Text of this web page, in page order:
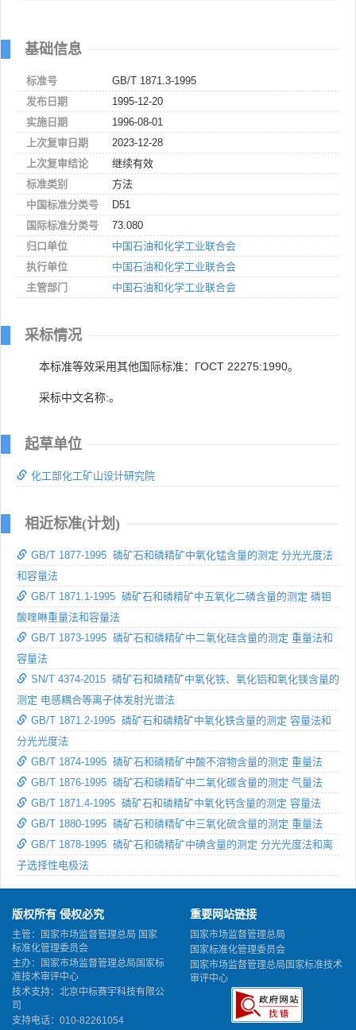
基础信息
标准号
GB/T 1871.3-1995
发布日期
1995-12-20
实施日期
1996-08-01
上次复审日期
2023-12-28
上次复审结论
继续有效
标准类别
方法
中国标准分类号
D51
国际标准分类号
73.080
归口单位
中国石油和化学工业联合会
执行单位
中国石油和化学工业联合会
主管部门
中国石油和化学工业联合会
采标情况
本标准等效采用其他国际标准：ГОСТ 22275:1990。
采标中文名称:。
起草单位
化工部化工矿山设计研究院
相近标准(计划)
GB/T 1877-1995 磷矿石和磷精矿中氧化锰含量的测定 分光光度法
和容量法
GB/T 1871.1-1995 磷矿石和磷精矿中五氧化二磷含量的测定 磷钼
酸喹啉重量法和容量法
GB/T 1873-1995 磷矿石和磷精矿中二氧化硅含量的测定 重量法和
容量法
SN/T 4374-2015 磷矿石和磷精矿中氧化铁、氧化铝和氧化镁含量的
测定 电感耦合等离子体发射光谱法
GB/T 1871.2-1995 磷矿石和磷精矿中氧化铁含量的测定 容量法和
分光光度法
GB/T 1874-1995 磷矿石和磷精矿中酸不溶物含量的测定 重量法
GB/T 1876-1995 磷矿石和磷精矿中二氧化碳含量的测定 气量法
GB/T 1871.4-1995 磷矿石和磷精矿中氧化钙含量的测定 容量法
GB/T 1880-1995 磷矿石和磷精矿中三氧化硫含量的测定 重量法
GB/T 1878-1995 磷矿石和磷精矿中碘含量的测定 分光光度法和离
子选择性电极法
版权所有 侵权必究
主管：国家市场监督管理总局 国家
标准化管理委员会
主办：国家市场监督管理总局国家标
准技术审评中心
技术支持：北京中标赛宇科技有限公
司
支持电话：010-82261054
重要网站链接
国家市场监督管理总局
国家标准化管理委员会
国家市场监督管理总局国家标准技术
审评中心